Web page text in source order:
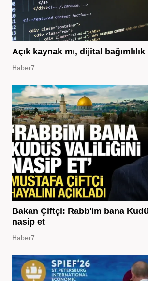
Açık kaynak mı, dijital bağımlılık
Haber7
Bakan Çiftçi: Rabb'im bana
nasip et
Haber7